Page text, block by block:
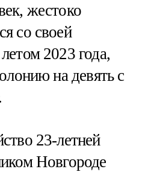
жестоко
со своей
2023 года,
на девять с
23-летней
Новгороде